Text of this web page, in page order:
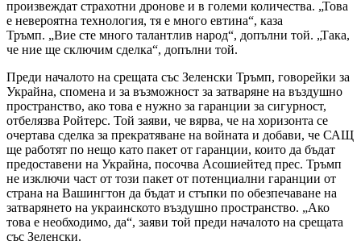
произвеждат страхотни дронове и в големи количества. „Това
е невероятна технология, тя е много евтина“, каза
Тръмп. „Вие сте много талантлив народ“, допълни той. „Така,
че ние ще сключим сделка“, допълни той.
Преди началото на срещата със Зеленски Тръмп, говорейки за
Украйна, спомена и за възможност за затваряне на въздушно
пространство, ако това е нужно за гаранции за сигурност,
отбелязва Ройтерс. Той заяви, че вярва, че на хоризонта се
очертава сделка за прекратяване на войната и добави, че САЩ
ще работят по нещо като пакет от гаранции, които да бъдат
предоставени на Украйна, посочва Асошиейтед прес. Тръмп
не изключи част от този пакет от потенциални гаранции от
страна на Вашингтон да бъдат и стъпки по обезпечаване на
затварянето на украинското въздушно пространство. „Ако
това е необходимо, да“, заяви той преди началото на срещата
със Зеленски.